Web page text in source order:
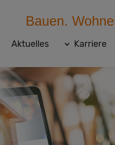
Bauen.
Aktuelles Karriere